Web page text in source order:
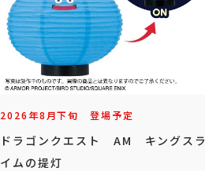
2026年8月下旬 登場予定
ドラゴンクエスト AM キングスラ
イムの提灯